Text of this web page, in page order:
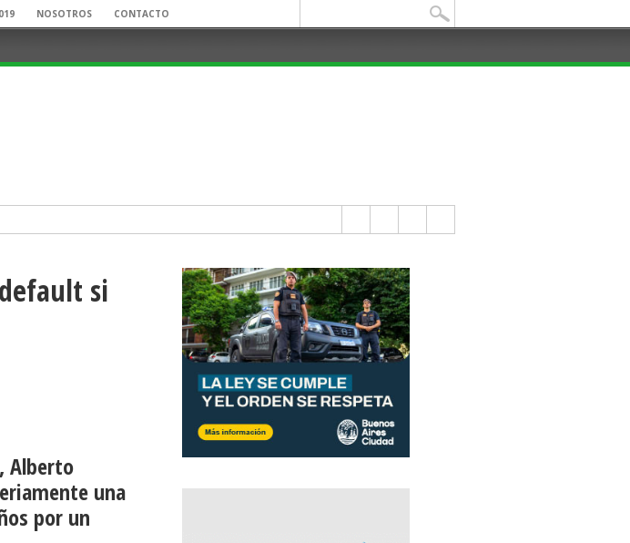
NOSOTROS CONTACTO
si
Alberto
una
por un